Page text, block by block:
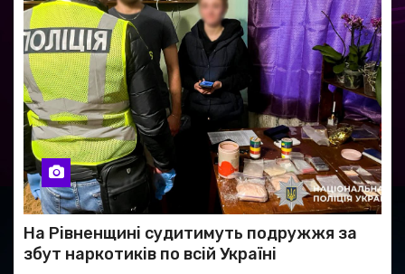
На Рівненщині судитимуть подружжя за
збут наркотиків по всій Україні